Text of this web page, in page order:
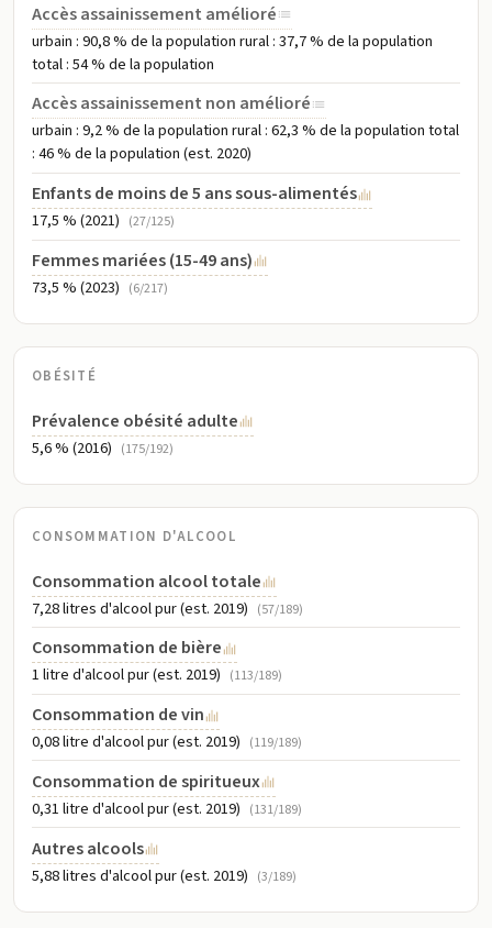
Accès assainissement amélioré
urbain : 90,8 % de la population rural : 37,7 % de la population
total : 54 % de la population
Accès assainissement non amélioré
urbain : 9,2 % de la population rural : 62,3 % de la population total
: 46 % de la population (est. 2020)
Enfants de moins de 5 ans sous-alimentés
17,5 % (2021) (27/125)
Femmes mariées (15-49 ans)
73,5 % (2023) (6/217)
OBÉSITÉ
Prévalence obésité adulte
5,6 % (2016) (175/192)
CONSOMMATION D'ALCOOL
Consommation alcool totale
7,28 litres d'alcool pur (est. 2019) (57/189)
Consommation de bière
1 litre d'alcool pur (est. 2019) (113/189)
Consommation de vin
0,08 litre d'alcool pur (est. 2019) (119/189)
Consommation de spiritueux
0,31 litre d'alcool pur (est. 2019) (131/189)
Autres alcools
5,88 litres d'alcool pur (est. 2019) (3/189)